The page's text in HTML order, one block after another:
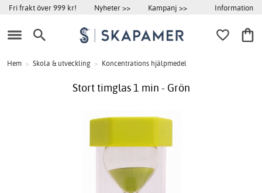
Fri frakt över 999 kr! Nyheter >> Kampanj >> Information
Hem > Skola & utveckling > Koncentrations hjälpmedel
Stort timglas 1 min - Grön